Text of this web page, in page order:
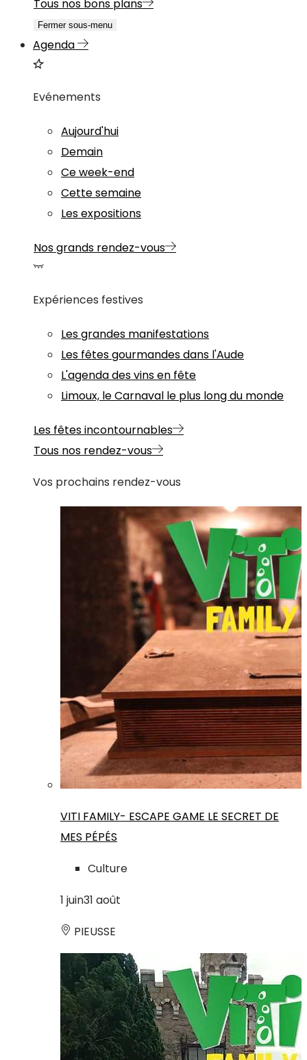
Tous nos bons plans
Fermer sous-menu
Agenda
Evénements
Aujourd'hui
Demain
Ce week-end
Cette semaine
Les expositions
Nos grands rendez-vous
Expériences festives
Les grandes manifestations
Les fêtes gourmandes dans l'Aude
L'agenda des vins en fête
Limoux, le Carnaval le plus long du monde
Les fêtes incontournables
Tous nos rendez-vous
Vos prochains rendez-vous
VITI FAMILY- ESCAPE GAME LE SECRET DE
MES PÉPÉS
Culture
1 juin31 août
PIEUSSE